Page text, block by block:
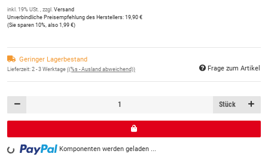
inkl. 19% USt. , zzgl. Versand
Unverbindliche Preisempfehlung des Herstellers: 19,90 €
(Sie sparen 10%, also 1,99 €)
Geringer Lagerbestand
Lieferzeit: 2 - 3 Werktage ((%s - Ausland abweichend)) Frage zum Artikel
Stück
Loading... Komponenten werden geladen ...